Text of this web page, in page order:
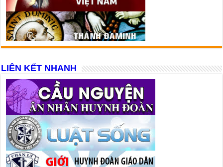
LIÊN KẾT NHANH